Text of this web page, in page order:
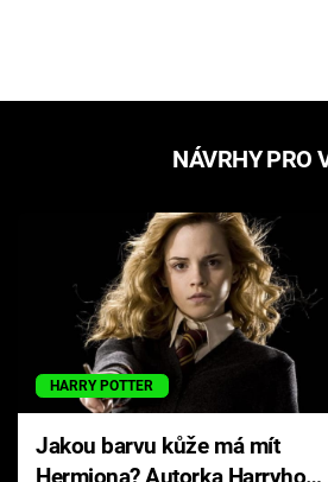
NÁVRHY PRO
HARRY POTTER
Jakou barvu kůže má mít